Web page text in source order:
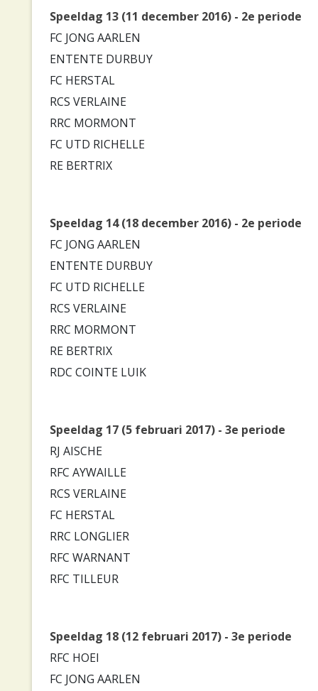
Speeldag 13 (11 december 2016) - 2e periode
FC JONG AARLEN
ENTENTE DURBUY
FC HERSTAL
RCS VERLAINE
RRC MORMONT
FC UTD RICHELLE
RE BERTRIX
Speeldag 14 (18 december 2016) - 2e periode
FC JONG AARLEN
ENTENTE DURBUY
FC UTD RICHELLE
RCS VERLAINE
RRC MORMONT
RE BERTRIX
RDC COINTE LUIK
Speeldag 17 (5 februari 2017) - 3e periode
RJ AISCHE
RFC AYWAILLE
RCS VERLAINE
FC HERSTAL
RRC LONGLIER
RFC WARNANT
RFC TILLEUR
Speeldag 18 (12 februari 2017) - 3e periode
RFC HOEI
FC JONG AARLEN